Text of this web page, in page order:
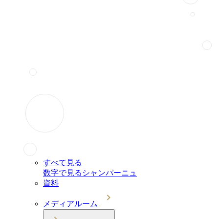
すべて見る
数字で見るシャンパーニュ
資料
メディアルーム